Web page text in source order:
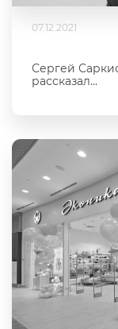
07.12.2021
Сергей
рассказал...